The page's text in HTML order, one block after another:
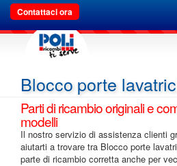
Contattaci ora
Blocco porte
Parti di ricambio originali e
modelli
Il nostro servizio di assistenza clienti
aiutarti a trovare tra Blocco porte
parte di ricambio corretta anche per